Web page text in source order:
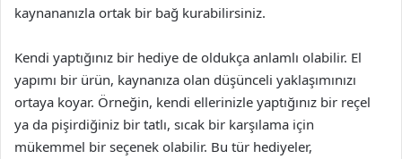
kaynananızla ortak bir bağ kurabilirsiniz.
Kendi yaptığınız bir hediye de oldukça anlamlı olabilir. El
yapımı bir ürün, kaynanıza olan düşünceli yaklaşımınızı
ortaya koyar. Örneğin, kendi ellerinizle yaptığınız bir reçel
ya da pişirdiğiniz bir tatlı, sıcak bir karşılama için
mükemmel bir seçenek olabilir. Bu tür hediyeler,